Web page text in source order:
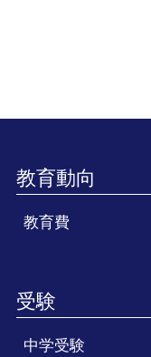
教育動向
教育費
受験
中学受験